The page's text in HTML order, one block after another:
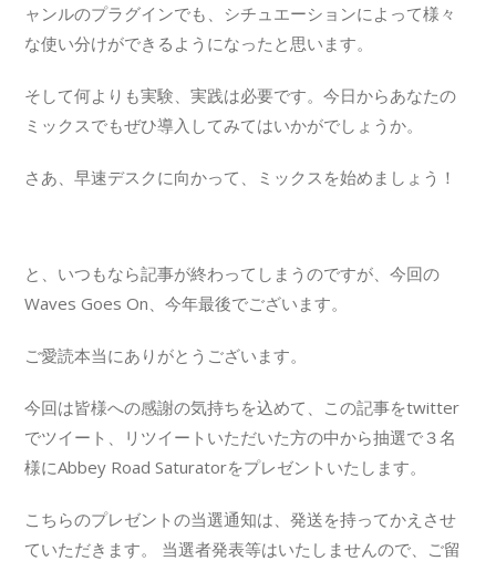
ャンルのプラグインでも、シチュエーションによって様々
な使い分けができるようになったと思います。
そして何よりも実験、実践は必要です。今日からあなたの
ミックスでもぜひ導入してみてはいかがでしょうか。
さあ、早速デスクに向かって、ミックスを始めましょう！
と、いつもなら記事が終わってしまうのですが、今回の
Waves Goes On、今年最後でございます。
ご愛読本当にありがとうございます。
今回は皆様への感謝の気持ちを込めて、この記事をtwitter
でツイート、リツイートいただいた方の中から抽選で３名
様にAbbey Road Saturatorをプレゼントいたします。
こちらのプレゼントの当選通知は、発送を持ってかえさせ
ていただきます。 当選者発表等はいたしませんので、ご留